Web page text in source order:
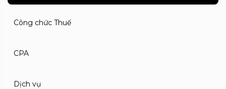
Công chức Thuế
CPA
Dịch vụ